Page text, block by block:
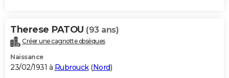
Therese PATOU (93 ans)
Créer une cagnotte obsèques
Naissance
23/02/1931 à Rubrouck(Nord)